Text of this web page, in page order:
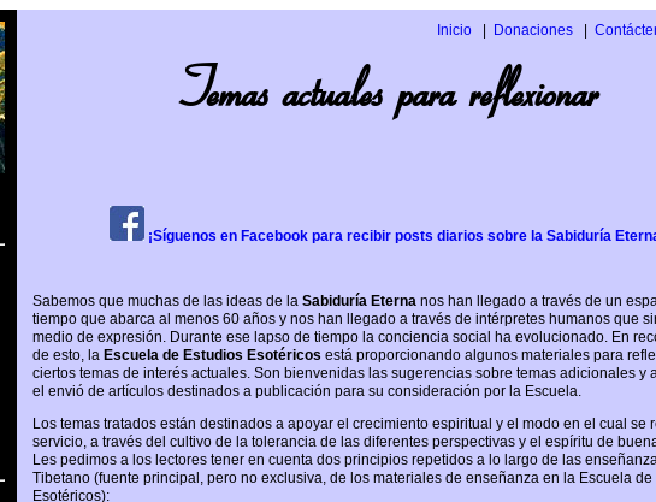
Inicio Donaciones
Temas actuales para reflexionar
¡Síguenos en Facebook para recibir posts diarios sobre la Sabiduría
Sabemos que muchas de las ideas de laSabiduría Eterna nos han llegado a través de un
tiempo que abarca al menos 60 años y nos han llegado a través de intérpretes humanos que
medio de expresión. Durante ese lapso de tiempo la conciencia social ha evolucionado. En
de esto, la Escuela de Estudios Esotéricos está proporcionando algunos materiales para
ciertos temas de interés actuales. Son bienvenidas las sugerencias sobre temas adicionales y
el envió de artículos destinados a publicación para su consideración por la Escuela.
Los temas tratados están destinados a apoyar el crecimiento espiritual y el modo en el cual se
servicio, a través del cultivo de la tolerancia de las diferentes perspectivas y el espíritu de
Les pedimos a los lectores tener en cuenta dos principios repetidos a lo largo de las
Tibetano (fuente principal, pero no exclusiva, de los materiales de enseñanza en la Escuela de
Esotéricos):